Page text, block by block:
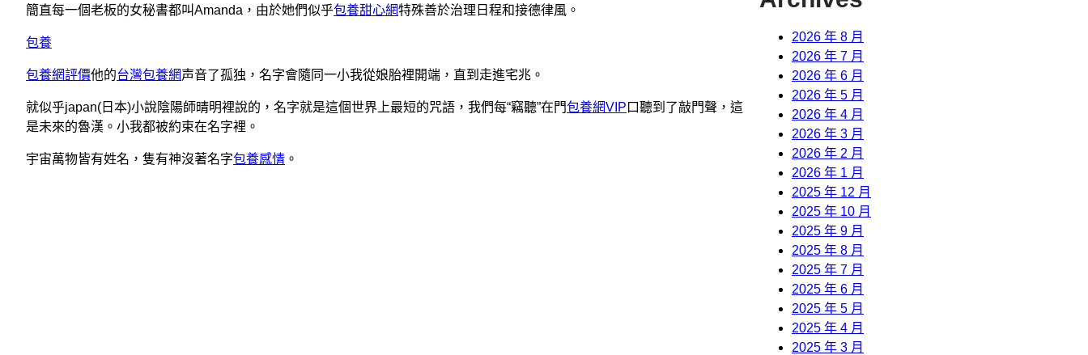
簡直每一個老板的女秘書都叫Amanda，由於她們似乎包養甜心網特殊善於治理日程和接德律風。
包養
包養網評價他的台灣包養網声音了孤独，名字會隨同一小我從娘胎裡開端，直到走進宅兆。
就似乎japan(日本)小說陰陽師晴明裡說的，名字就是這個世界上最短的咒語，我們每“竊聽”在門包養網VIP 口聽到了敲門聲，這
是未來的魯漢。小我都被約束在名字裡。
宇宙萬物皆有姓名，隻有神沒著名字包養感情 。
2026 年 8 月
2026 年 7 月
2026 年 6 月
2026 年 5 月
2026 年 4 月
2026 年 3 月
2026 年 2 月
2026 年 1 月
2025 年 12 月
2025 年 10 月
2025 年 9 月
2025 年 8 月
2025 年 7 月
2025 年 6 月
2025 年 5 月
2025 年 4 月
2025 年 3 月